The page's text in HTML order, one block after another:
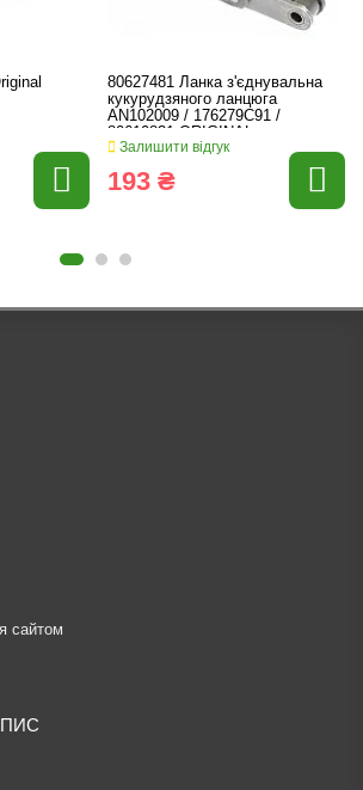
80627481 Ланка з'єднувальна
кукурудзяного ланцюга
AN102009 / 176279C91 /
80610831 ORIGINAL
Залишити відгук
193 ₴
сайтом